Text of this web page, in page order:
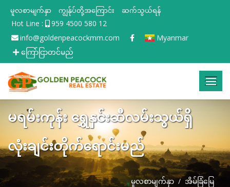
မူလစာမျက်နှာ ကျွန်ုပ်တို့အကြောင်း ဆက်သွယ်ရန်
Hot Line :
959 4500 580 12
info@goldenpeacockmm.com
Myanmar
ကြော်ငြာတင်မည်
မရမ်းကုန်း ရွှေနှင်းဆီလမ်းသွယ်ရှိ
လုံးချင်းတိုက်ရောင်းမည်
မူလစာမျက်နှာ
အိမ်ခြံမြေ